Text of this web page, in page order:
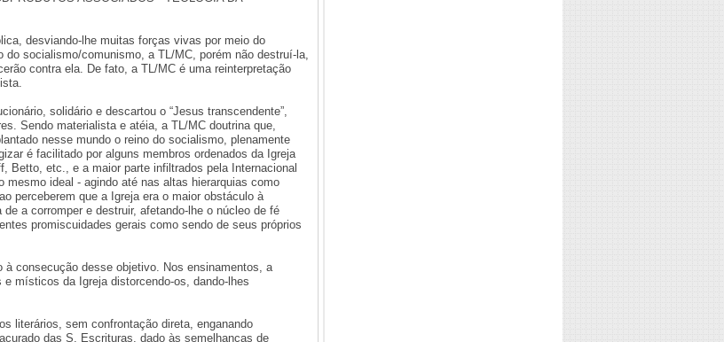
desviando-lhe muitas forças vivas por meio do
do socialismo/comunismo, a TL/MC, porém não destruí-la,
contra ela. De fato, a TL/MC é uma reinterpretação
solidário e descartou o “Jesus transcendente”,
Sendo materialista e atéia, a TL/MC doutrina que,
nesse mundo o reino do socialismo, plenamente
é facilitado por alguns membros ordenados da Igreja
Betto, etc., e a maior parte infiltrados pela Internacional
ideal - agindo até nas altas hierarquias como
perceberem que a Igreja era o maior obstáculo à
a corromper e destruir, afetando-lhe o núcleo de fé
promiscuidades gerais como sendo de seus próprios
consecução desse objetivo. Nos ensinamentos, a
místicos da Igreja distorcendo-os, dando-lhes
literários, sem confrontação direta, enganando
das S. Escrituras, dado às semelhanças de